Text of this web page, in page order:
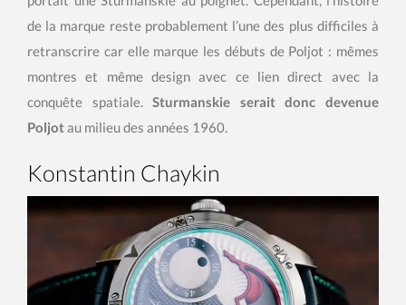
de la marque reste probablement l’une des plus difficiles à
retranscrire car elle marque les débuts de Poljot : mêmes
montres et même design avec ce lien direct avec la
conquête spatiale.Sturmanskie serait donc devenue
Poljotau milieu des années 1960.
Konstantin Chaykin